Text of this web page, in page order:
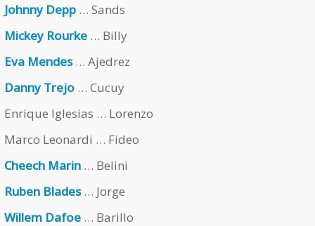
Johnny Depp … Sands
Mickey Rourke … Billy
Eva Mendes… Ajedrez
Danny Trejo … Cucuy
Enrique Iglesias … Lorenzo
Marco Leonardi … Fideo
Cheech Marin … Belini
Ruben Blades… Jorge
Willem Dafoe … Barillo